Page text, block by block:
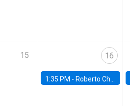
15 16
1:35 PM - Roberto Chang, Rutgers University